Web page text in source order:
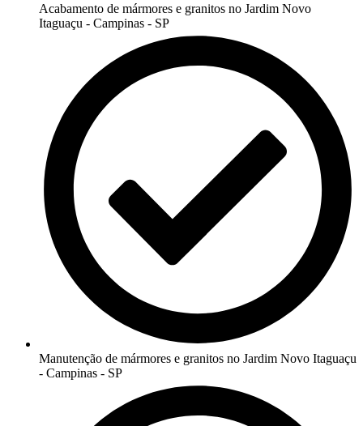
Acabamento de mármores e granitos no Jardim Novo
Itaguaçu - Campinas - SP
Manutenção de mármores e granitos no Jardim Novo Itaguaçu
- Campinas - SP